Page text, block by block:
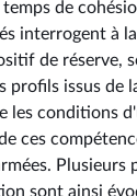
temps de
interrogent à
de réserve,
profils issus de
les conditions
ces
Plusieurs
sont ainsi